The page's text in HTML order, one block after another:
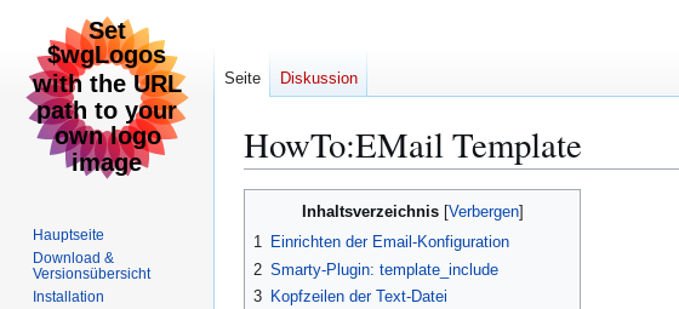
HowTo:EMail Template
Inhaltsverzeichnis
1 Einrichten der Email-Konfiguration
2 Smarty-Plugin: template_include
3 Kopfzeilen der Text-Datei
Seite Diskussion
Hauptseite
Download &
Versionsübersicht
Installation